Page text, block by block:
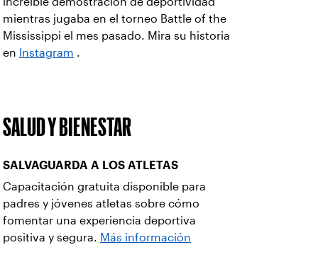
mientras jugaba en el torneo Battle of the
Mississippi el mes pasado. Mira su historia
en Instagram .
SALUD Y BIENESTAR
SALVAGUARDA A LOS ATLETAS
Capacitación gratuita disponible para
padres y jóvenes atletas sobre cómo
fomentar una experiencia deportiva
positiva y segura. Más información